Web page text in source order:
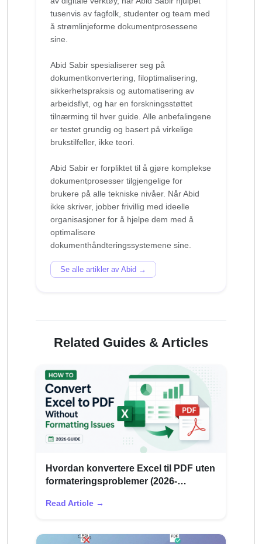
tusenvis av fagfolk, studenter og team med
å strømlinjeforme dokumentprosessene
sine.
Abid Sabir spesialiserer seg på
dokumentkonvertering, filoptimalisering,
sikkerhetspraksis og automatisering av
arbeidsflyt, og har en forskningsstøttet
tilnærming til hver guide. Alle anbefalingene
er testet grundig og basert på virkelige
brukstilfeller, ikke teori.
Abid Sabir er forpliktet til å gjøre komplekse
dokumentprosesser tilgjengelige for
brukere på alle tekniske nivåer. Når Abid
ikke skriver, jobber frivillig med ideelle
organisasjoner for å hjelpe dem med å
optimalisere
Se alle artikler av Abid →
Related Guides & Articles
Hvordan konvertere Excel til PDF uten
formateringsproblemer (2026-
Read Article →